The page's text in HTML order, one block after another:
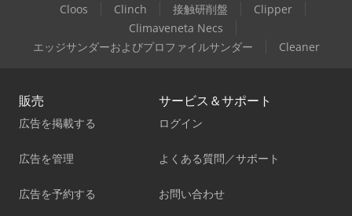
Cloos Clinch 接触研削盤
Clipper
Climaveneta Necs
エッジサンダーおよびプロファイルサンダー
Cleaner
販売
広告を掲載する
広告を管理
広告を予約する
サービス＆サポート
ログイン
よくある質問／サポート
お問い合わせ